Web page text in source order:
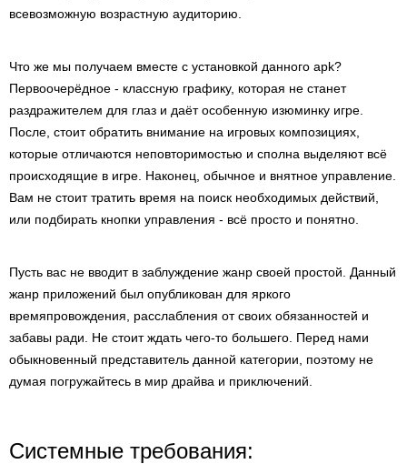
всевозможную возрастную аудиторию.
Что же мы получаем вместе с установкой данного apk?
Первоочерёдное - классную графику, которая не станет
раздражителем для глаз и даёт особенную изюминку игре.
После, стоит обратить внимание на игровых композициях,
которые отличаются неповторимостью и сполна выделяют всё
происходящие в игре. Наконец, обычное и внятное управление.
Вам не стоит тратить время на поиск необходимых действий,
или подбирать кнопки управления - всё просто и понятно.
Пусть вас не вводит в заблуждение жанр своей простой. Данный
жанр приложений был опубликован для яркого
времяпровождения, расслабления от своих обязанностей и
забавы ради. Не стоит ждать чего-то большего. Перед нами
обыкновенный представитель данной категории, поэтому не
думая погружайтесь в мир драйва и приключений.
Системные требования: